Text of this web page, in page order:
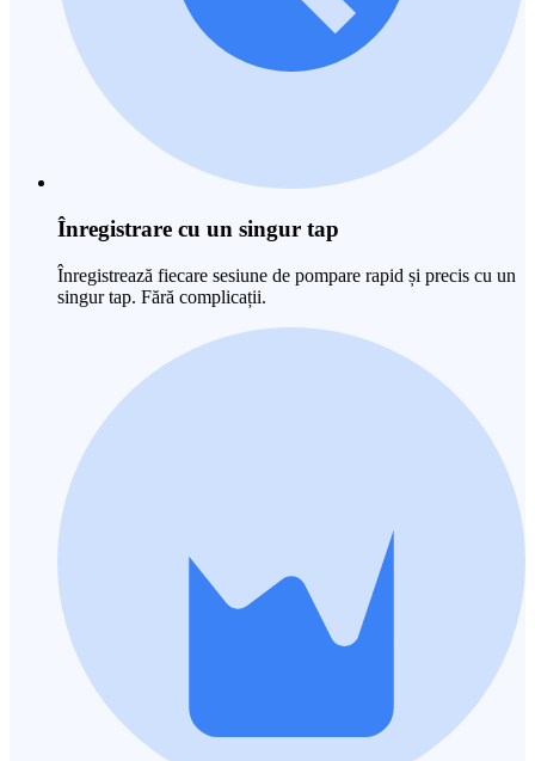
Înregistrare cu un singur tap
Înregistrează fiecare sesiune de pompare rapid și precis cu un
singur tap. Fără complicații.